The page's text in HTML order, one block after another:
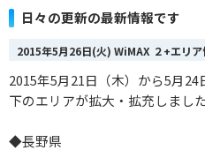
UQ mobile
日々の更新の最新情報です
2015年5月26日(火) WiMAX ２+エリア
2015年5月21日（木）から5月
下のエリアが拡大・拡充しました
◆長野県